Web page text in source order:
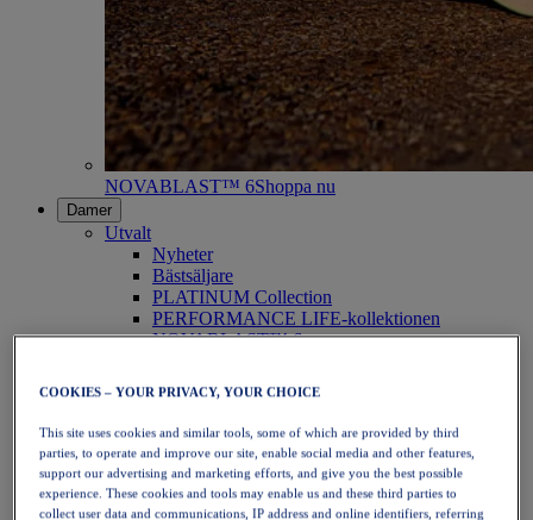
NOVABLAST™ 6Shoppa nu
Damer
Utvalt
Nyheter
Bästsäljare
PLATINUM Collection
PERFORMANCE LIFE-kollektionen
NOVABLAST™ 6
Löpning
Traillöpning
Tennis
Volleyboll
Handboll
Padel
Nätboll
COOKIES – YOUR PRIVACY, YOUR CHOICE
This site uses cookies and similar tools, some of which are provided by third
parties, to operate and improve our site, enable social media and other features,
support our advertising and marketing efforts, and give you the best possible
experience. These cookies and tools may enable us and these third parties to
collect user data and communications, IP address and online identifiers, referring